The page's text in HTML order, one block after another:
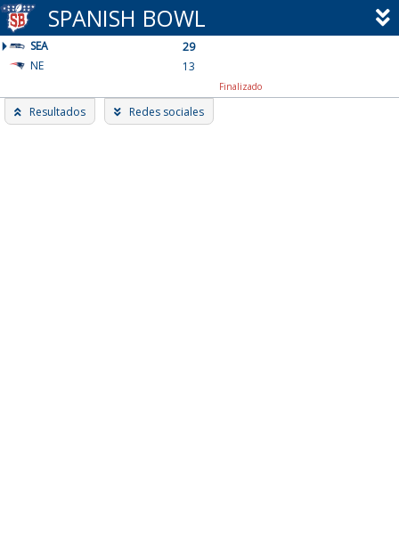
Skip
to
content
SPANISH BOWL
SEA
29
NE
13
Finalizado
Resultados Redes sociales